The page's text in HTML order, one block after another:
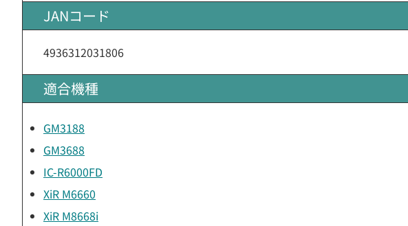
JANコード
4936312031806
適合機種
GM3188
GM3688
IC-R6000FD
XiR M6660
XiR M8668i